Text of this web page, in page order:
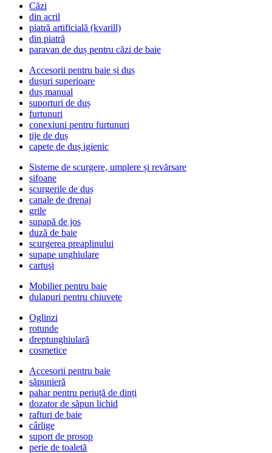
Căzi
din acril
piatră artificială (kvarill)
din piatră
paravan de duș pentru căzi de baie
Accesorii pentru baie și duș
dușuri superioare
duș manual
suporturi de duș
furtunuri
conexiuni pentru furtunuri
tije de duș
capete de duș igienic
Sisteme de scurgere, umplere și revărsare
sifoane
scurgerile de duș
canale de drenaj
grile
supapă de jos
duză de baie
scurgerea preaplinului
supape unghiulare
cartuşi
Mobilier pentru baie
dulapuri pentru chiuvete
Oglinzi
rotunde
dreptunghiulară
cosmetice
Accesorii pentru baie
săpunieră
pahar pentru periuță de dinți
dozator de săpun lichid
rafturi de baie
cârlige
suport de prosop
perie de toaletă